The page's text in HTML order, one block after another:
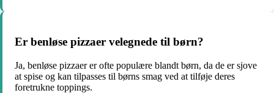
Er benløse pizzaer velegnede til børn?
Ja, benløse pizzaer er ofte populære blandt børn, da de er sjove
at spise og kan tilpasses til børns smag ved at tilføje deres
foretrukne toppings.